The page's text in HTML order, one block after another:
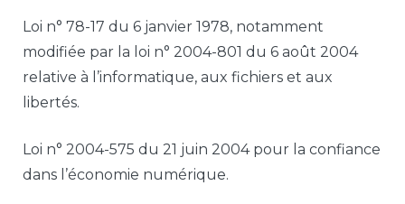
Loi n° 78-17 du 6 janvier 1978, notamment
modifiée par la loi n° 2004-801 du 6 août 2004
relative à l’informatique, aux fichiers et aux
libertés.
Loi n° 2004-575 du 21 juin 2004 pour la confiance
dans l’économie numérique.